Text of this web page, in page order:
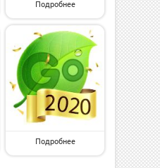
Подробнее
Подробнее